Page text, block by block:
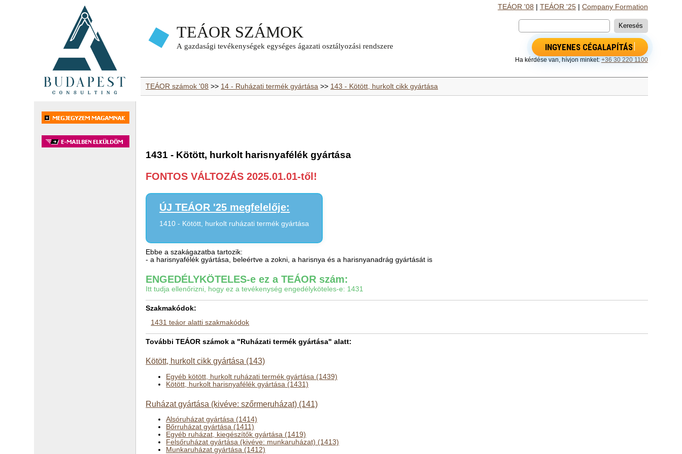
TEÁOR '08 TEÁOR '25| Company Formation
INGYENES CÉGALAPÍTÁS
Ha kérdése van, hívjon minket: +36 30 220 1100
TEÁOR számok '08 >> 14 - Ruházati termék gyártása >> 143 - Kötött, hurkolt cikk gyártása
1431 - Kötött, hurkolt harisnyafélék gyártása
FONTOS VÁLTOZÁS 2025.01.01-től!
ÚJ TEÁOR '25 megfelelője:
1410 - Kötött, hurkolt ruházati termék gyártása
Ebbe a szakágazatba tartozik:
- a harisnyafélék gyártása, beleértve a zokni, a harisnya és a harisnyanadrág gyártását is
ENGEDÉLYKÖTELES-e ez a TEÁOR szám:
Itt tudja ellenőrizni, hogy ez a tevékenység engedélyköteles-e: 1431
Szakmakódok:
1431 teáor alatti szakmakódok
További TEÁOR számok a "Ruházati termék gyártása" alatt:
Kötött, hurkolt cikk gyártása (143)
Egyéb kötött, hurkolt ruházati termék gyártása (1439)
Kötött, hurkolt harisnyafélék gyártása (1431)
Ruházat gyártása (kivéve: szőrmeruházat) (141)
Alsóruházat gyártása (1414)
Bőrruházat gyártása (1411)
Egyéb ruházat, kiegészítők gyártása (1419)
Felsőruházat gyártása (kivéve: munkaruházat) (1413)
Munkaruházat gyártása (1412)